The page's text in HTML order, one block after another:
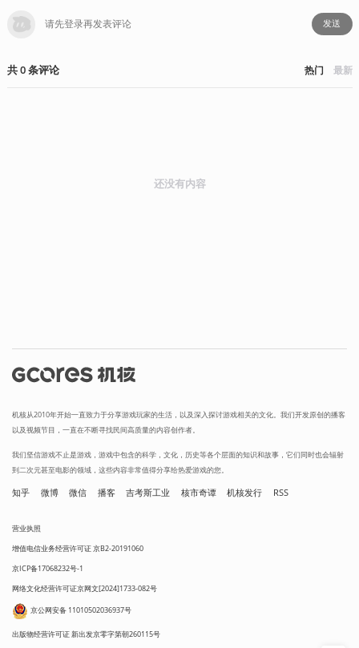
发送
共0条评论 热门 最新
还没有内容
机核从2010年开始一直致力于分享游戏玩家的生活，以及深入探讨游戏相关的文化。我们开发原创的播客
以及视频节目，一直在不断寻找民间高质量的内容创作者。
我们坚信游戏不止是游戏，游戏中包含的科学，文化，历史等各个层面的知识和故事，它们同时也会辐射
到二次元甚至电影的领域，这些内容非常值得分享给热爱游戏的您。
知乎 微博 微信 播客 吉考斯工业 核市奇谭 机核发行 RSS
营业执照
增值电信业务经营许可证 京B2-20191060
京ICP备17068232号-1
网络文化经营许可证京网文[2024]1733-082号
京公网安备 11010502036937号
出版物经营许可证 新出发京零字第朝260115号